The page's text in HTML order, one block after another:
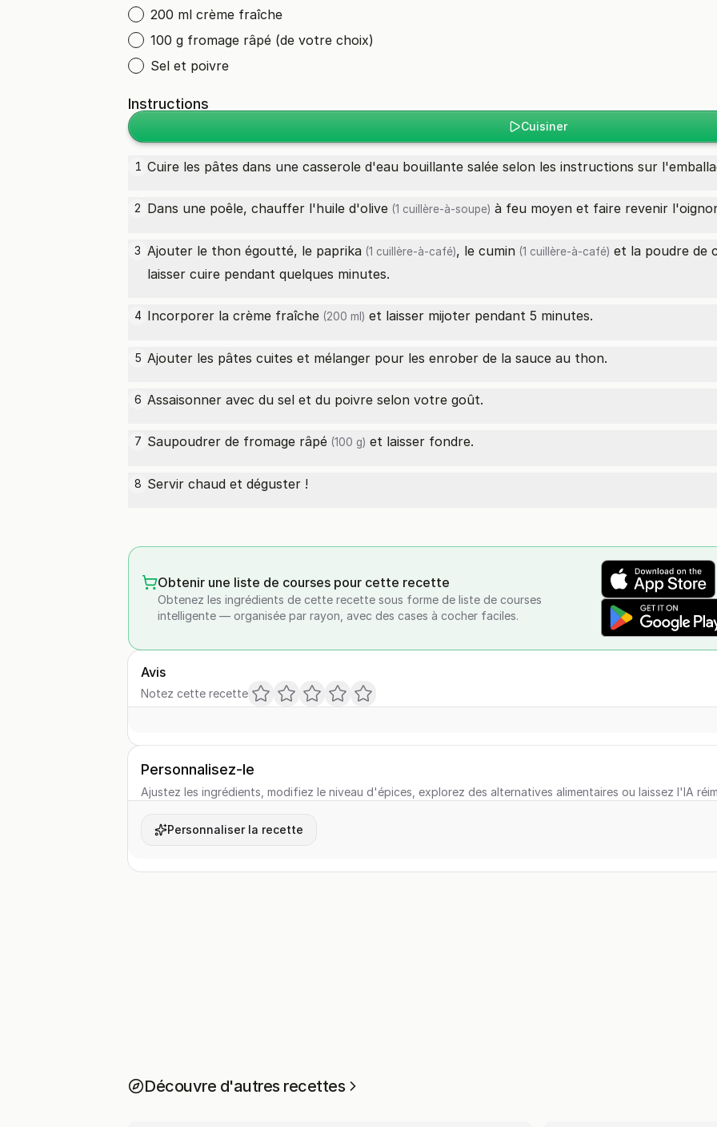
200 ml crème fraîche
100 g fromage râpé (de votre choix)
Sel et poivre
Instructions
Cuisiner
1 Cuire les pâtes dans une casserole d'eau bouillante salée selon les instructions sur
2 Dans une poêle, chauffer l'huile d'olive (1 cuillère-à-soupe) à feu moyen et faire revenir
3 Ajouter le thon égoutté, le paprika (1 cuillère-à-café), le cumin (1 cuillère-à-café) et la poudre de
laisser cuire pendant quelques minutes.
4 Incorporer la crème fraîche (200 ml) et laisser mijoter pendant 5 minutes.
5 Ajouter les pâtes cuites et mélanger pour les enrober de la sauce au thon.
6 Assaisonner avec du sel et du poivre selon votre goût.
7 Saupoudrer de fromage râpé (100 g) et laisser fondre.
8 Servir chaud et déguster !
Obtenir une liste de courses pour cette recette
Obtenez les ingrédients de cette recette sous forme de liste de courses
intelligente — organisée par rayon, avec des cases à cocher faciles.
Avis
Notez cette recette
Personnalisez-le
Ajustez les ingrédients, modifiez le niveau d'épices, explorez des alternatives alimentaires ou laissez l'IA
Personnaliser la recette
Découvre d'autres recettes